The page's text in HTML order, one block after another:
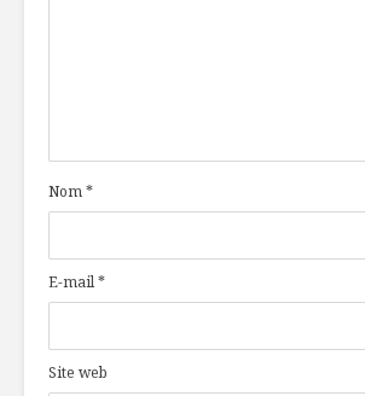
Nom*
E-mail*
Site web